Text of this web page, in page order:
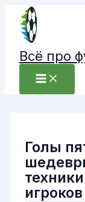
Перейти
содержимому
Всё про
Голы
игроков